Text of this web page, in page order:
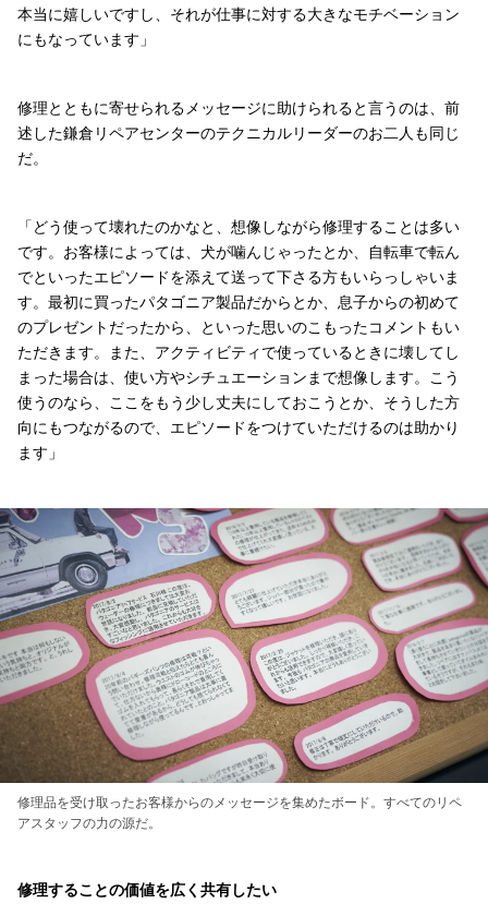
本当に嬉しいですし、それが仕事に対する大きなモチベーション
にもなっています」
修理とともに寄せられるメッセージに助けられると言うのは、前
述した鎌倉リペアセンターのテクニカルリーダーのお二人も同じ
だ。
「どう使って壊れたのかなと、想像しながら修理することは多い
です。お客様によっては、犬が噛んじゃったとか、自転車で転ん
でといったエピソードを添えて送って下さる方もいらっしゃいま
す。最初に買ったパタゴニア製品だからとか、息子からの初めて
のプレゼントだったから、といった思いのこもったコメントもい
ただきます。また、アクティビティで使っているときに壊してし
まった場合は、使い方やシチュエーションまで想像します。こう
使うのなら、ここをもう少し丈夫にしておこうとか、そうした方
向にもつながるので、エピソードをつけていただけるのは助かり
ます」
修理品を受け取ったお客様からのメッセージを集めたボード。すべてのリペ
アスタッフの力の源だ。
修理することの価値を広く共有したい